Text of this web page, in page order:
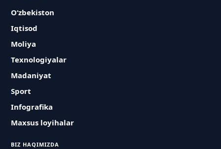
O‘zbekiston
Iqtisod
Moliya
Texnologiyalar
Madaniyat
Sport
Infografika
Maxsus loyihalar
BIZ HAQIMIZDA